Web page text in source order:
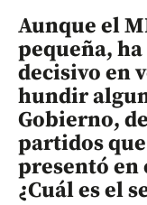
Aunque el
pequeña,
decisivo en
hundir
Gobierno,
partidos
presentó en
¿Cuál es el